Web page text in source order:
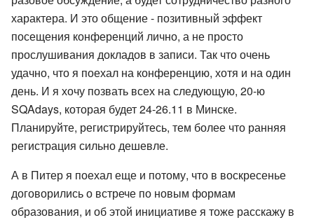
характера. И это общение - позитивный эффект
посещения конференций лично, а не просто
прослушивания докладов в записи. Так что очень
удачно, что я поехал на конференцию, хотя и на один
день. И я хочу позвать всех на следующую, 20-ю
SQAdays, которая будет 24-26.11 в Минске.
Планируйте, регистрируйтесь, тем более что ранняя
регистрация сильно дешевле.
А в Питер я поехал еще и потому, что в воскресенье
договорились о встрече по новым формам
образования, и об этой инициативе я тоже расскажу в